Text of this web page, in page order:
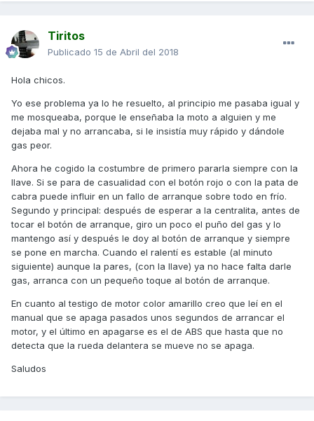
Tiritos
Publicado 15 de Abril del 2018
Hola chicos.
Yo ese problema ya lo he resuelto, al principio me pasaba igual y
me mosqueaba, porque le enseñaba la moto a alguien y me
dejaba mal y no arrancaba, si le insistía muy rápido y dándole
gas peor.
Ahora he cogido la costumbre de primero pararla siempre con la
llave. Si se para de casualidad con el botón rojo o con la pata de
cabra puede influir en un fallo de arranque sobre todo en frío.
Segundo y principal: después de esperar a la centralita, antes de
tocar el botón de arranque, giro un poco el puño del gas y lo
mantengo así y después le doy al botón de arranque y siempre
se pone en marcha. Cuando el ralentí es estable (al minuto
siguiente) aunque la pares, (con la llave) ya no hace falta darle
gas, arranca con un pequeño toque al botón de arranque.
En cuanto al testigo de motor color amarillo creo que leí en el
manual que se apaga pasados unos segundos de arrancar el
motor, y el último en apagarse es el de ABS que hasta que no
detecta que la rueda delantera se mueve no se apaga.
Saludos